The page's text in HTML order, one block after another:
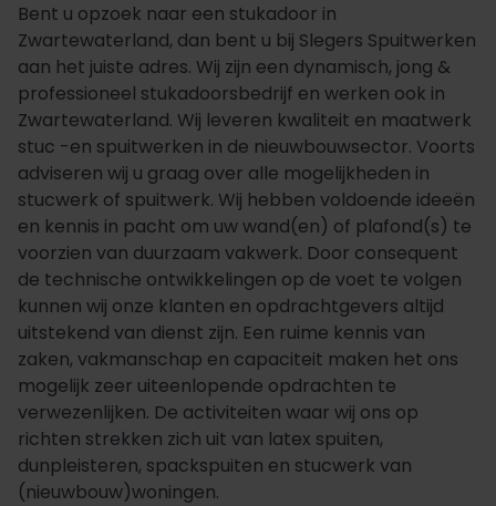
Bent u opzoek naar een stukadoor in
Zwartewaterland, dan bent u bij Slegers Spuitwerken
aan het juiste adres. Wij zijn een dynamisch, jong &
professioneel stukadoorsbedrijf en werken ook in
Zwartewaterland. Wij leveren kwaliteit en maatwerk
stuc -en spuitwerken in de nieuwbouwsector. Voorts
adviseren wij u graag over alle mogelijkheden in
stucwerk of spuitwerk. Wij hebben voldoende ideeën
en kennis in pacht om uw wand(en) of plafond(s) te
voorzien van duurzaam vakwerk. Door consequent
de technische ontwikkelingen op de voet te volgen
kunnen wij onze klanten en opdrachtgevers altijd
uitstekend van dienst zijn. Een ruime kennis van
zaken, vakmanschap en capaciteit maken het ons
mogelijk zeer uiteenlopende opdrachten te
verwezenlijken. De activiteiten waar wij ons op
richten strekken zich uit van latex spuiten,
dunpleisteren, spackspuiten en stucwerk van
(nieuwbouw)woningen.